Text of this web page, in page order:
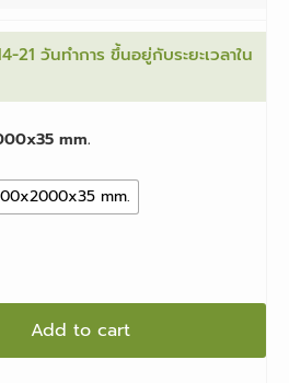
21 วันทำการ ขึ้นอยู่กับระยะเวลาใน
mm.
mm.
Add to cart